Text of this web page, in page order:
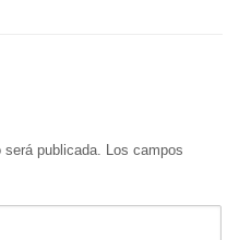
publicada.
Los campos